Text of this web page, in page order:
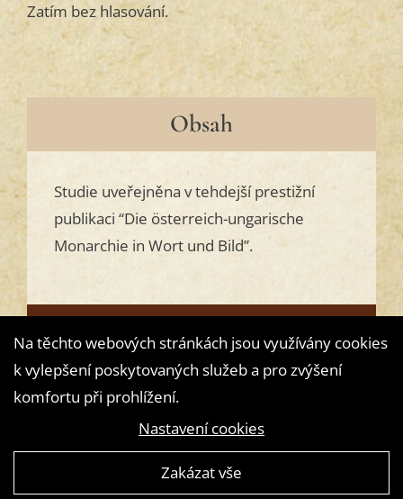
Zatím bez hlasování.
Obsah
Studie uveřejněna v tehdejší prestižní
publikaci “Die österreich-ungarische
Monarchie in Wort und Bild”.
Přečtěte si
Na těchto webových stránkách jsou využívány cookies
k vylepšení poskytovaných služeb a pro zvýšení
komfortu při prohlížení.
Nastavení cookies
Zakázat vše